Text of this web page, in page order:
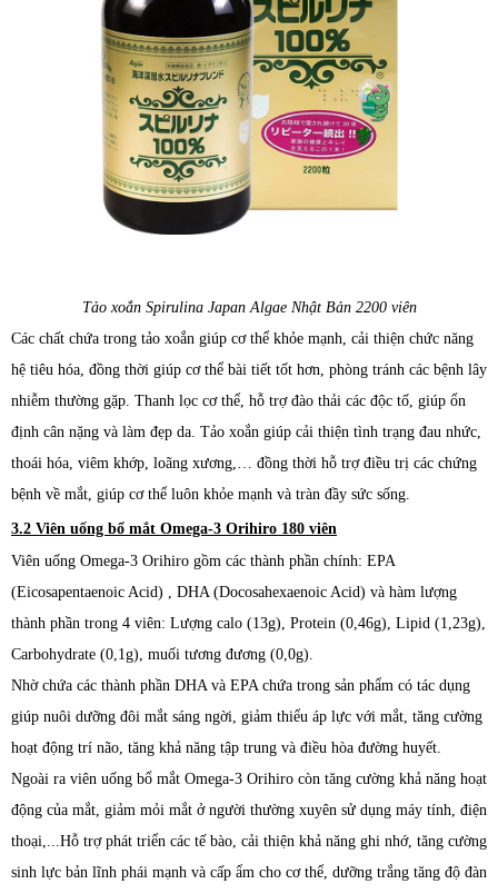
Tảo xoắn Spirulina Japan Algae Nhật Bản 2200 viên
Các chất chứa trong tảo xoắn giúp cơ thể khỏe mạnh, cải thiện chức năng
hệ tiêu hóa, đồng thời giúp cơ thể bài tiết tốt hơn, phòng tránh các bệnh lây
nhiễm thường gặp. Thanh lọc cơ thể, hỗ trợ đào thải các độc tố, giúp ổn
định cân nặng và làm đẹp da. Tảo xoắn giúp cải thiện tình trạng đau nhức,
thoái hóa, viêm khớp, loãng xương,… đồng thời hỗ trợ điều trị các chứng
bệnh về mắt, giúp cơ thể luôn khỏe mạnh và tràn đầy sức sống.
3.2 Viên uống bổ mắt Omega-3 Orihiro 180 viên
Viên uống Omega-3 Orihiro gồm các thành phần chính: EPA
(Eicosapentaenoic Acid) , DHA (Docosahexaenoic Acid) và hàm lượng
thành phần trong 4 viên: Lượng calo (13g), Protein (0,46g), Lipid (1,23g),
Carbohydrate (0,1g), muối tương đương (0,0g).
Nhờ chứa các thành phần DHA và EPA chứa trong sản phẩm có tác dụng
giúp nuôi dưỡng đôi mắt sáng ngời, giảm thiểu áp lực với mắt, tăng cường
hoạt động trí não, tăng khả năng tập trung và điều hòa đường huyết.
Ngoài ra viên uống bổ mắt Omega-3 Orihiro còn tăng cường khả năng hoạt
động của mắt, giảm mỏi mắt ở người thường xuyên sử dụng máy tính, điện
thoại,...Hỗ trợ phát triển các tế bào, cải thiện khả năng ghi nhớ, tăng cường
sinh lực bản lĩnh phái mạnh và cấp ẩm cho cơ thể, dưỡng trắng tăng độ đàn